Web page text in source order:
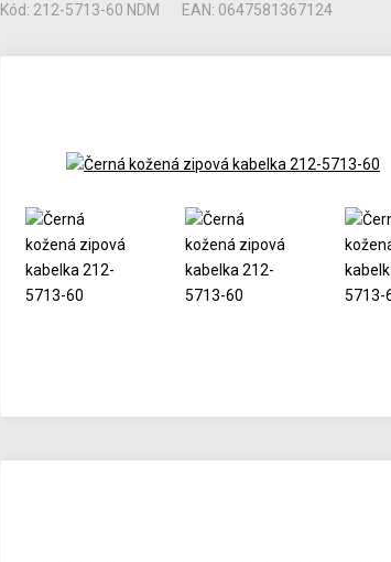
Kód: 212-5713-60 NDM EAN: 0647581367124